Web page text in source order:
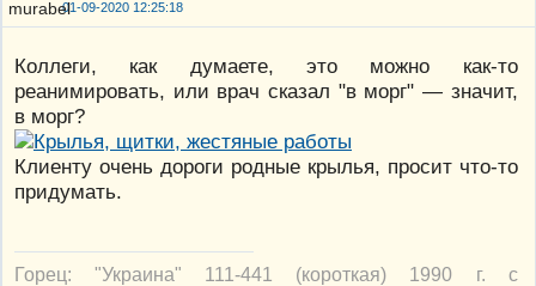
01-09-2020 12:25:18
Коллеги, как думаете, это можно как-то
реанимировать, или врач сказал "в морг" — значит,
в морг?
Клиенту очень дороги родные крылья, просит что-то
придумать.
Горец: "Украина" 111-441 (короткая) 1990 г. с